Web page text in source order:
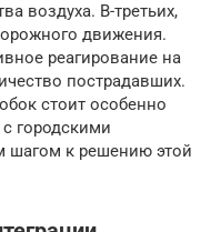
воздуха. В-третьих,
движения.
реагирование на
пострадавших.
стоит особенно
городскими
шагом к решению этой